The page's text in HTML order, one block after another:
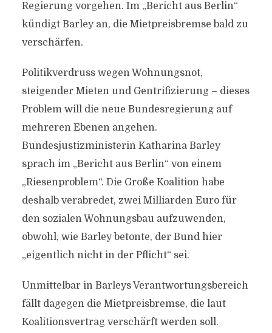
Regierung vorgehen. Im „Bericht aus Berlin“
kündigt Barley an, die Mietpreisbremse bald zu
verschärfen.
Politikverdruss wegen Wohnungsnot,
steigender Mieten und Gentrifizierung – dieses
Problem will die neue Bundesregierung auf
mehreren Ebenen angehen.
Bundesjustizministerin Katharina Barley
sprach im „Bericht aus Berlin“ von einem
„Riesenproblem“. Die Große Koalition habe
deshalb verabredet, zwei Milliarden Euro für
den sozialen Wohnungsbau aufzuwenden,
obwohl, wie Barley betonte, der Bund hier
„eigentlich nicht in der Pflicht“ sei.
Unmittelbar in Barleys Verantwortungsbereich
fällt dagegen die Mietpreisbremse, die laut
Koalitionsvertrag verschärft werden soll.